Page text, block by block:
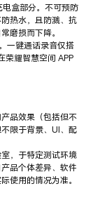
盒部分。不可预防
热水，且防溅、抗
磨损而下降。
一键通话录音仅搭
荣耀智慧空间 APP
品效果（包括但不
限于背景、UI、配
，于特定测试环境
品个体差异、软件
使用的情况为准。